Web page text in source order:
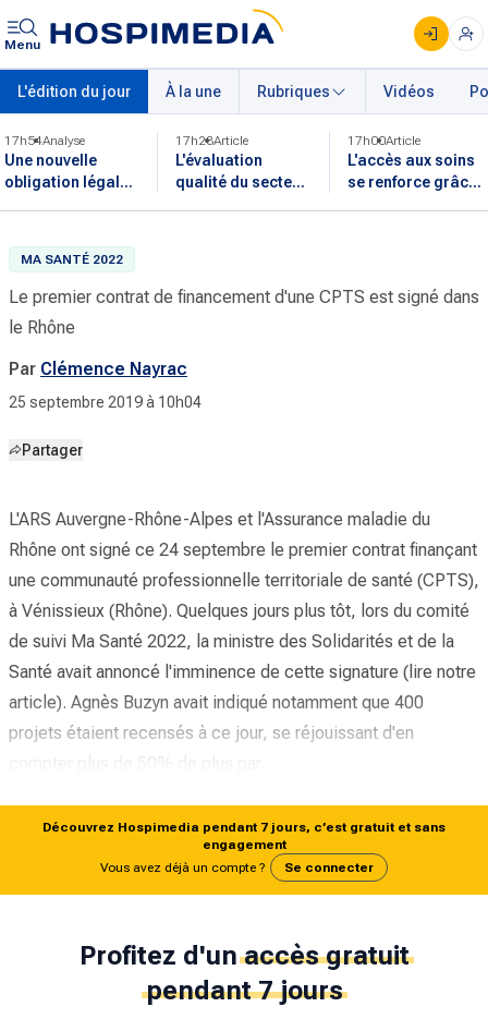
Menu
L'édition du jour À la une Rubriques Vidéos
17h54Analyse
Une nouvelle
obligation légale
le secteur
hospitalier
17h28Article
L'évaluation
qualité du secteur
17h00Article
L'accès aux soins
se renforce grâce
MA SANTÉ 2022
Le premier contrat de financement d'une CPTS est signé dans
le Rhône
Par Clémence Nayrac
25 septembre 2019 à 10h04
Partager
L'ARS Auvergne-Rhône-Alpes et l'Assurance maladie du
Rhône ont signé ce 24 septembre le premier contrat finançant
une communauté professionnelle territoriale de santé (CPTS),
à Vénissieux (Rhône). Quelques jours plus tôt, lors du comité
de suivi Ma Santé 2022, la ministre des Solidarités et de la
Santé avait annoncé l'imminence de cette signature (lire notre
article). Agnès Buzyn avait indiqué notamment que 400
projets étaient recensés à ce jour, se réjouissant d'en
Découvrez Hospimedia pendant 7 jours, c’est gratuit et sans
engagement
Vous avez déjà un compte ?
Se connecter
Profitez d'un accès gratuit
pendant 7 jours